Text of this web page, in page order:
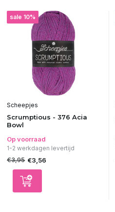
sale 10%
Scheepjes
Scrumptious - 376 Acia
Bowl
Op voorraad
1-2 werkdagen levertijd
€3,95 €3,56